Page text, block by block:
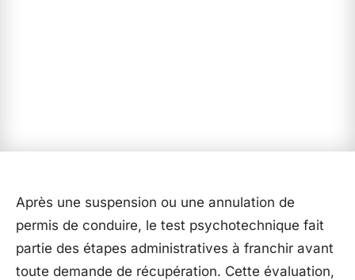
Après une suspension ou une annulation de
permis de conduire, le test psychotechnique fait
partie des étapes administratives à franchir avant
toute demande de récupération. Cette évaluation,